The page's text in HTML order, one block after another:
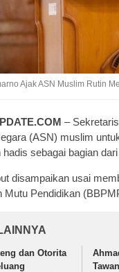
Ajak ASN Muslim Rutin
–
(ASN) muslim
hadis sebagai bagian
disampaikan usai
Mutu Pendidikan
dan Otorita